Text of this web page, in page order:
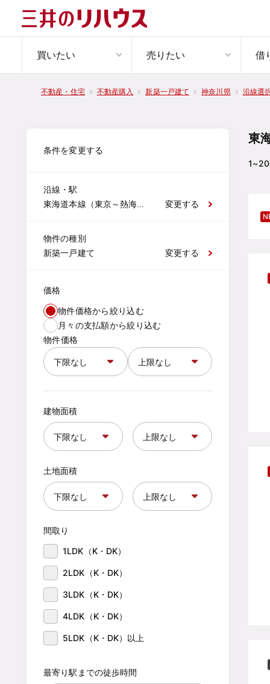
買いたい 売りたい 借
不動産・住宅 不動産購入 新築一戸建て 神奈川県 沿線選
条件を変更する
沿線・駅
東海道本線（東京～熱海） 藤沢
変更する
物件の種別
新築一戸建て
変更する
価格
物件価格から絞り込む
月々の支払額から絞り込む
物件価格
建物面積
土地面積
間取り
1LDK（K・DK）
2LDK（K・DK）
3LDK（K・DK）
4LDK（K・DK）
5LDK（K・DK）以上
最寄り駅までの徒歩時間
東
1~20